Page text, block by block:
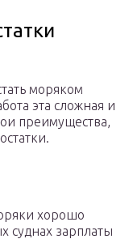
моряком
эта сложная и
преимущества,
хорошо
суднах зарплаты